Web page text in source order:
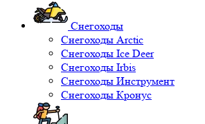
Снегоходы
Снегоходы Arctic
Снегоходы Ice Deer
Снегоходы Irbis
Снегоходы Инструмент
Снегоходы Кронус